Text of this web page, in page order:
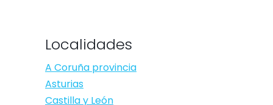
Localidades
A Coruña provincia
Asturias
Castilla y León